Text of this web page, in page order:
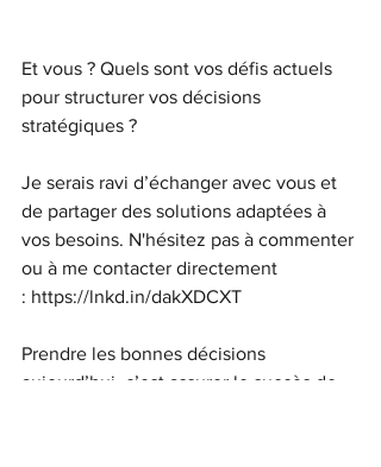
Et vous ? Quels sont vos défis actuels
pour structurer vos décisions
stratégiques ?
Je serais ravi d’échanger avec vous et
de partager des solutions adaptées à
vos besoins. N'hésitez pas à commenter
ou à me contacter directement
: https://lnkd.in/dakXDCXT
Prendre les bonnes décisions
aujourd’hui, c’est assurer le succès de